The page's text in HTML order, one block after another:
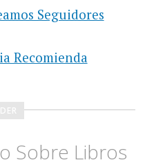
Seguidores
Recomienda
Sobre Libros